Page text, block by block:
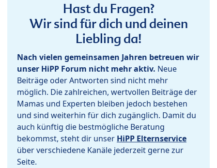
Hast du Fragen?
Wir sind für dich und deinen
Liebling da!
Nach vielen gemeinsamen Jahren betreuen wir
unser HiPP Forum nicht mehr aktiv. Neue
Beiträge oder Antworten sind nicht mehr
möglich. Die zahlreichen, wertvollen Beiträge der
Mamas und Experten bleiben jedoch bestehen
und sind weiterhin für dich zugänglich. Damit du
auch künftig die bestmögliche Beratung
bekommst, steht dir unser HiPP Elternservice
über verschiedene Kanäle jederzeit gerne zur
Seite.